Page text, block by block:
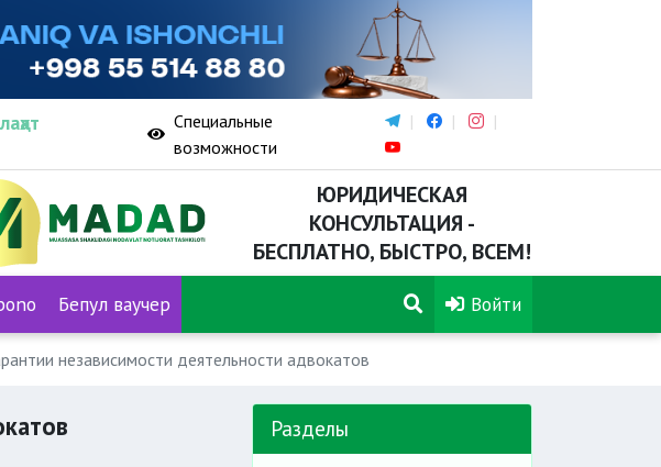
Специальные
возможности
ЮРИДИЧЕСКАЯ
КОНСУЛЬТАЦИЯ -
БЕСПЛАТНО, БЫСТРО, ВСЕМ!
Бепул ваучер Войти
независимости деятельности адвокатов
Разделы